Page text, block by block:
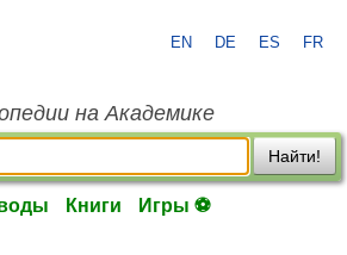
EN DE ES FR
на Академике
Найти!
Книги Игры ⚽